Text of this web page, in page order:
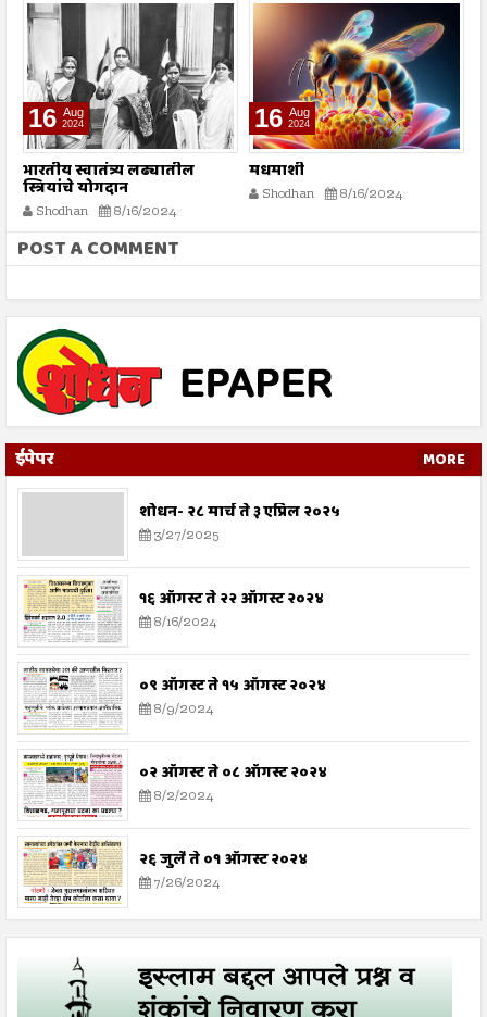
16 Aug
2024
भारतीय स्वातंत्र्य लढ्यातील
स्त्रियांचे योगदान
Shodhan 8/16/2024
16 Aug
2024
मधमाशी
Shodhan 8/16/2024
POST A COMMENT
ईपेपर MORE
शोधन- २८ मार्च ते ३ एप्रिल २०२५
3/27/2025
१६ ऑगस्ट ते २२ ऑगस्ट २०२४
8/16/2024
०९ ऑगस्ट ते १५ ऑगस्ट २०२४
8/9/2024
०२ ऑगस्ट ते ०८ ऑगस्ट २०२४
8/2/2024
२६ जुलै ते ०१ ऑगस्ट २०२४
7/26/2024